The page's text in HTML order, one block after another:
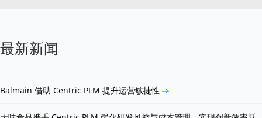
最新新闻
Balmain 借助 Centric PLM 提升运营敏捷性